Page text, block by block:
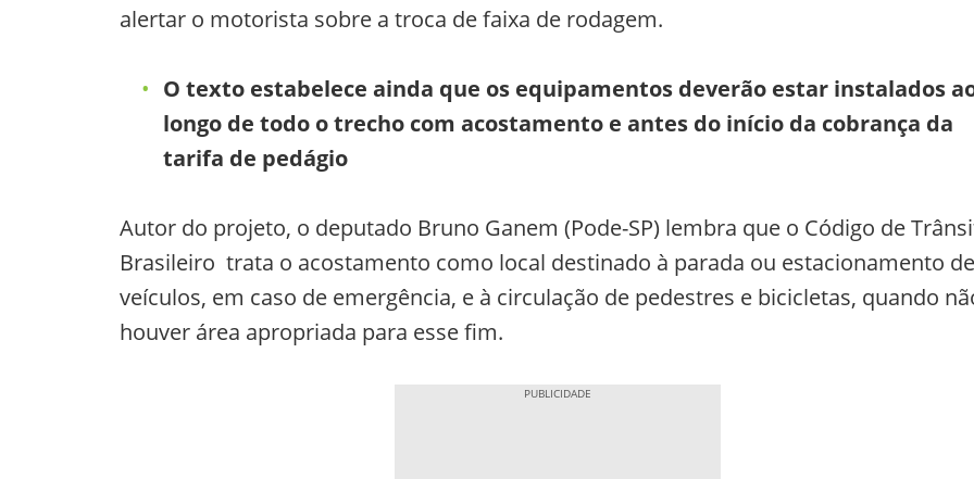
alertar o motorista sobre a troca de faixa de rodagem.
O texto estabelece ainda que os equipamentos deverão estar instalados
longo de todo o trecho com acostamento e antes do início da cobrança da
tarifa de pedágio
Autor do projeto, o deputado Bruno Ganem (Pode-SP) lembra que o Código de
Brasileiro trata o acostamento como local destinado à parada ou estacionamento de
veículos, em caso de emergência, e à circulação de pedestres e bicicletas, quando
houver área apropriada para esse fim.